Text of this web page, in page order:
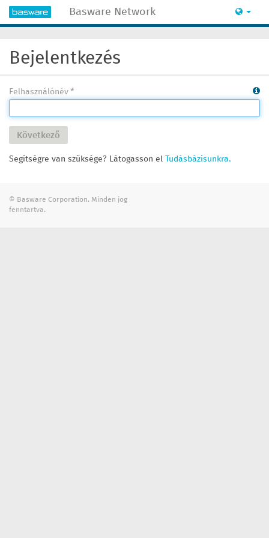
Basware Network
Bejelentkezés
Felhasználónév
Következő
Segítségre van szüksége? Látogasson el Tudásbázisunkra.
© Basware Corporation. Minden jog
fenntartva.